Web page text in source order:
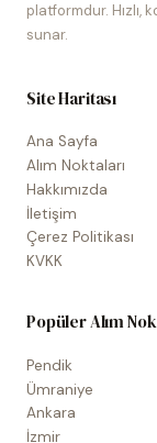
platformdur. Hızlı,
sunar.
Site Haritası
Ana Sayfa
Alım Noktaları
Hakkımızda
İletişim
Çerez Politikası
KVKK
Popüler Alım
Pendik
Ümraniye
Ankara
İzmir